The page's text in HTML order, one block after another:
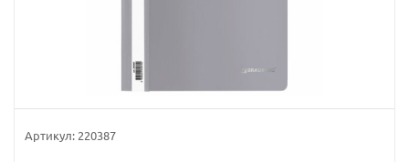
Артикул: 220387